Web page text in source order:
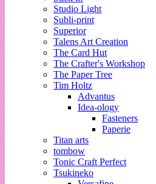
Studio Light
Subli-print
Superior
Talens Art Creation
The Card Hut
The Crafter's Workshop
The Paper Tree
Tim Holtz
Advantus
Idea-ology
Fasteners
Paperie
Titan arts
tombow
Tonic Craft Perfect
Tsukineko